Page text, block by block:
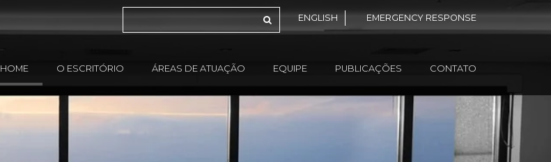
ENGLISH EMERGENCY RESPONSE
HOME O ESCRITÓRIO ÁREAS DE ATUAÇÃO EQUIPE PUBLICAÇÕES CONTATO